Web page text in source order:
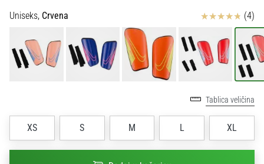
Victories
Pripremi
se
za
sa
službenim
dresovima
Uniseks, Crvena Ocjena proizvoda
(4)
Tablica veličina
XS S M L XL